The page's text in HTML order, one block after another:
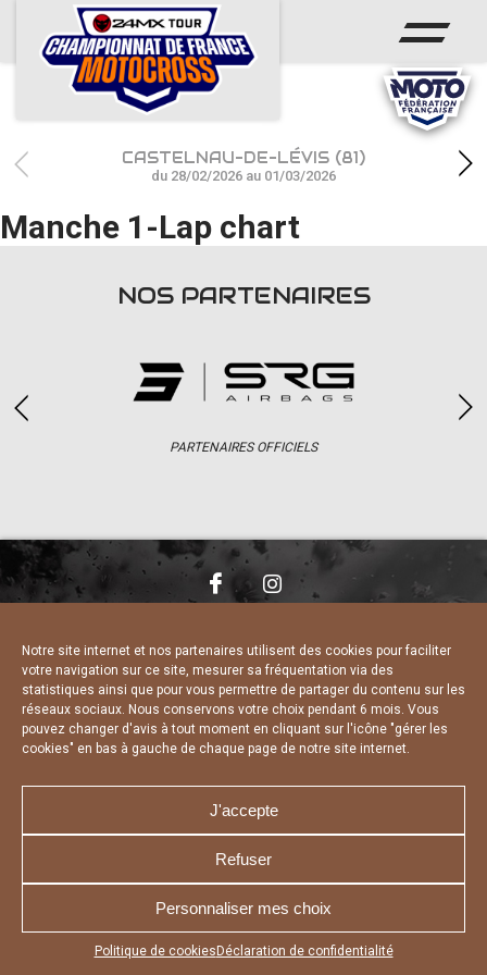
Notre site internet et nos partenaires utilisent des cookies pour faciliter
votre navigation sur ce site, mesurer sa fréquentation via des
statistiques ainsi que pour vous permettre de partager du contenu sur les
réseaux sociaux. Nous conservons votre choix pendant 6 mois. Vous
pouvez changer d'avis à tout moment en cliquant sur l'icône "gérer les
cookies" en bas à gauche de chaque page de notre site internet.
J'accepte
Refuser
Personnaliser mes choix
Politique de cookies Déclaration de confidentialité
Appuyez sur le bouton partager en bas de votre
ACCUEIL
ACTUS
CALENDRIER
RÉSULTATS
PHOTOS / WEB TV
CASTELNAU-DE-LÉVIS (81)
du 28/02/2026 au 01/03/2026
Manche 1-Lap chart
NOS PARTENAIRES
PARTENAIRES OFFICIELS
CHARTE DE CONFIDENTIALITÉ
DÉCLARATION DE CONFIDENTIALITÉ
POLITIQUE D’UTILISATION DES COOKIES
RÉALISÉ PAR L’AGENCE WEB A3 WEB